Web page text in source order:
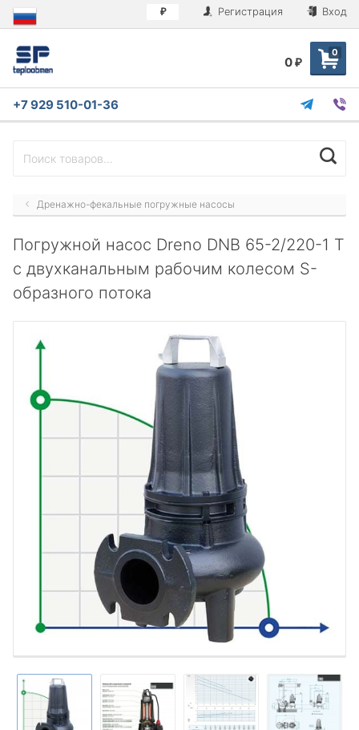
₽ Регистрация Вход
0
0 ₽
+7 929 510-01-36
Дренажно-фекальные погружные насосы
Погружной насос Dreno DNB 65-2/220-1 T
с двухканальным рабочим колесом S-
образного потока